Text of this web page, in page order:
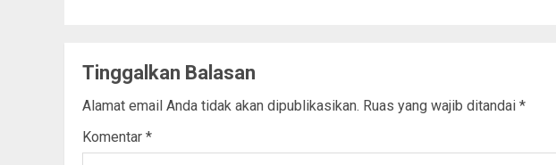
Tinggalkan Balasan
Alamat email Anda tidak akan dipublikasikan. Ruas yang wajib ditandai *
Komentar *